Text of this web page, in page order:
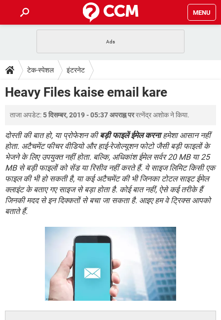
MENU
फोन पर अकाउंट बैलेंस चेक
WhatsApp Hack हो गया? Lucky Patcher यूज करें
टेक-स्पेशल
2020 के फ्री एंटीवायरस
बेस्ट फ्री ऑनलाइन गेम्स
डाउनलोड
FORUM
TikTok Account Freeze हो गया JioPhone में TikTok डाउनलोड
SBI बैंक अकाउंट नंबर पता करें
एनसाइक्लोपीडिया
केबल और कनेक्टर्स कंप्यूटर बस
सीरियल और पैरलल पोर्ट
टेक-स्पेशल इंटरनेट
Heavy Files kaise email kare
ताजा अपडेट:5 दिसम्बर, 2019 - 05:37 अपराह्न पररत्नेंद्र अशोकने किया.
दोस्ती की बात हो, या प्रोफेशन कीबड़ी फाइलें ईमेल करनाहमेशा आसान नहीं
होता. अटैचमेंट फीचर वीडियो और हाई-रेजोल्यूशन फोटो जैसी बड़ी फाइलों के
भेजने के लिए उपयुक्त नहीं होता. बल्कि, अधिकांश ईमेल सर्वर 20 MB या 25
MB से बड़ी फाइलों को सेंड या रिसीव नहीं करते हैं. ये साइज लिमिट किसी एक
फाइल की भी हो सकती है, या कई अटैचमेंट की भी जिनका टोटल साइट ईमेल
क्लाइंट के बताए गए साइज से बड़ा होता है. कोई बात नहीं, ऐसे कई तरीके हैं
जिनकी मदद से इन दिक्कतों से बचा जा सकता है. आइए हम वे ट्रिक्स आपको
बताते हैं.